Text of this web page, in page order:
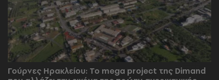
Γούρνες Ηρακλείου: To mega project της Dimand